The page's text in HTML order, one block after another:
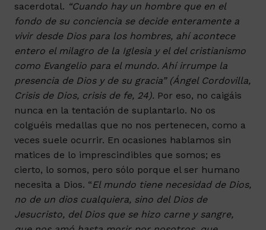
sacerdotal. “Cuando hay un hombre que en el
fondo de su conciencia se decide enteramente a
vivir desde Dios para los hombres, ahí acontece
entero el milagro de la Iglesia y el del cristianismo
como Evangelio para el mundo. Ahí irrumpe la
presencia de Dios y de su gracia” (Ángel Cordovilla,
Crisis de Dios, crisis de fe, 24). Por eso, no caigáis
nunca en la tentación de suplantarlo. No os
colguéis medallas que no nos pertenecen, como a
veces suele ocurrir. En ocasiones hablamos sin
matices de lo imprescindibles que somos; es
cierto, lo somos, pero sólo porque el ser humano
necesita a Dios. “El mundo tiene necesidad de Dios,
no de un dios cualquiera, sino del Dios de
Jesucristo, del Dios que se hizo carne y sangre,